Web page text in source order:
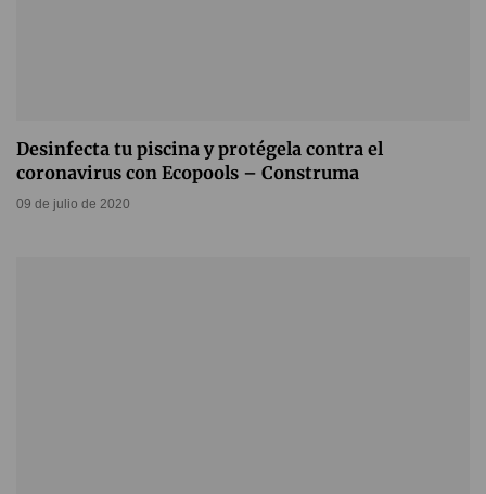
Desinfecta tu piscina y protégela contra el
coronavirus con Ecopools – Construma
09 de julio de 2020